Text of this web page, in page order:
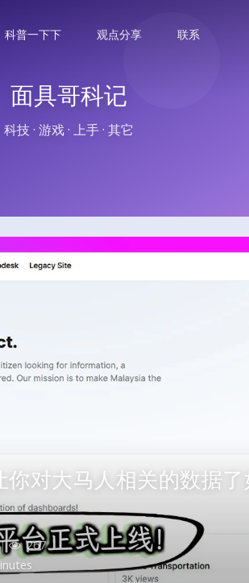
科普一下下 观点分享 联系
面具哥科记
科技 · 游戏 · 上手 · 其它
对大马人相关的数据
|
267